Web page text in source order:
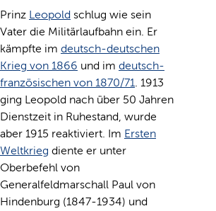
Prinz Leopold schlug wie sein
Vater die Militärlaufbahn ein. Er
kämpfte im deutsch-deutschen
Krieg von 1866 und im deutsch-
französischen von 1870/71
. 1913
ging Leopold nach über 50 Jahren
Dienstzeit in Ruhestand, wurde
aber 1915 reaktiviert. Im Ersten
Weltkrieg diente er unter
Oberbefehl von
Generalfeldmarschall Paul von
Hindenburg (1847-1934) und